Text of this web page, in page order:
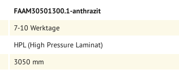
einseitiger UV-Schutz
einen Blick
x 1300 mm
FAAM30501300.1-anthrazit
7-10 Werktage
HPL (High Pressure Laminat)
3050 mm